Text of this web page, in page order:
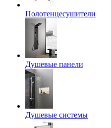
Полотенцесушители
Душевые панели
Душевые системы